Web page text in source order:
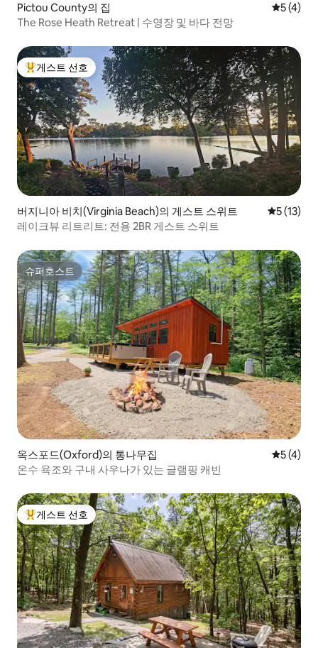
Pictou County의 집 평점 5점
5 (4)
The Rose Heath Retreat | 수영장 및 바다 전망
상위 게스트 선호
게스트 선호
버지니아 비치(Virginia Beach)의 게스트 스위트 평점 5점
5 (13)
레이크뷰 리트리트: 전용 2BR 게스트 스위트
슈퍼호스트
슈퍼호스트
옥스포드(Oxford)의 통나무집 평점 5점
5 (4)
온수 욕조와 구내 사우나가 있는 글램핑 캐빈
상위 게스트 선호
게스트 선호